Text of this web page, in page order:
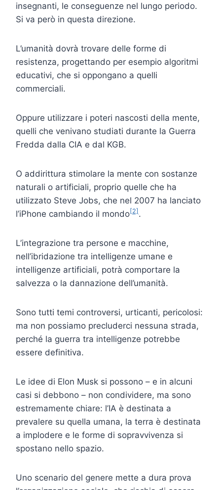
insegnanti, le conseguenze nel lungo periodo.
Si va però in questa direzione.
L’umanità dovrà trovare delle forme di
resistenza, progettando per esempio algoritmi
educativi, che si oppongano a quelli
commerciali.
Oppure utilizzare i poteri nascosti della mente,
quelli che venivano studiati durante la Guerra
Fredda dalla CIA e dal KGB.
O addirittura stimolare la mente con sostanze
naturali o artificiali, proprio quelle che ha
utilizzato Steve Jobs, che nel 2007 ha lanciato
l’iPhone cambiando il mondo[2] .
L’integrazione tra persone e macchine,
nell’ibridazione tra intelligenze umane e
intelligenze artificiali, potrà comportare la
salvezza o la dannazione dell’umanità.
Sono tutti temi controversi, urticanti, pericolosi:
ma non possiamo precluderci nessuna strada,
perché la guerra tra intelligenze potrebbe
essere definitiva.
Le idee di Elon Musk si possono – e in alcuni
casi si debbono – non condividere, ma sono
estremamente chiare: l’IA è destinata a
prevalere su quella umana, la terra è destinata
a implodere e le forme di sopravvivenza si
spostano nello spazio.
Uno scenario del genere mette a dura prova